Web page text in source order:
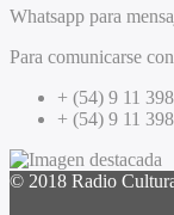
Whatsapp para
Para comunicarse
+ (54) 9 11
+ (54) 9 11
© 2018 Radio